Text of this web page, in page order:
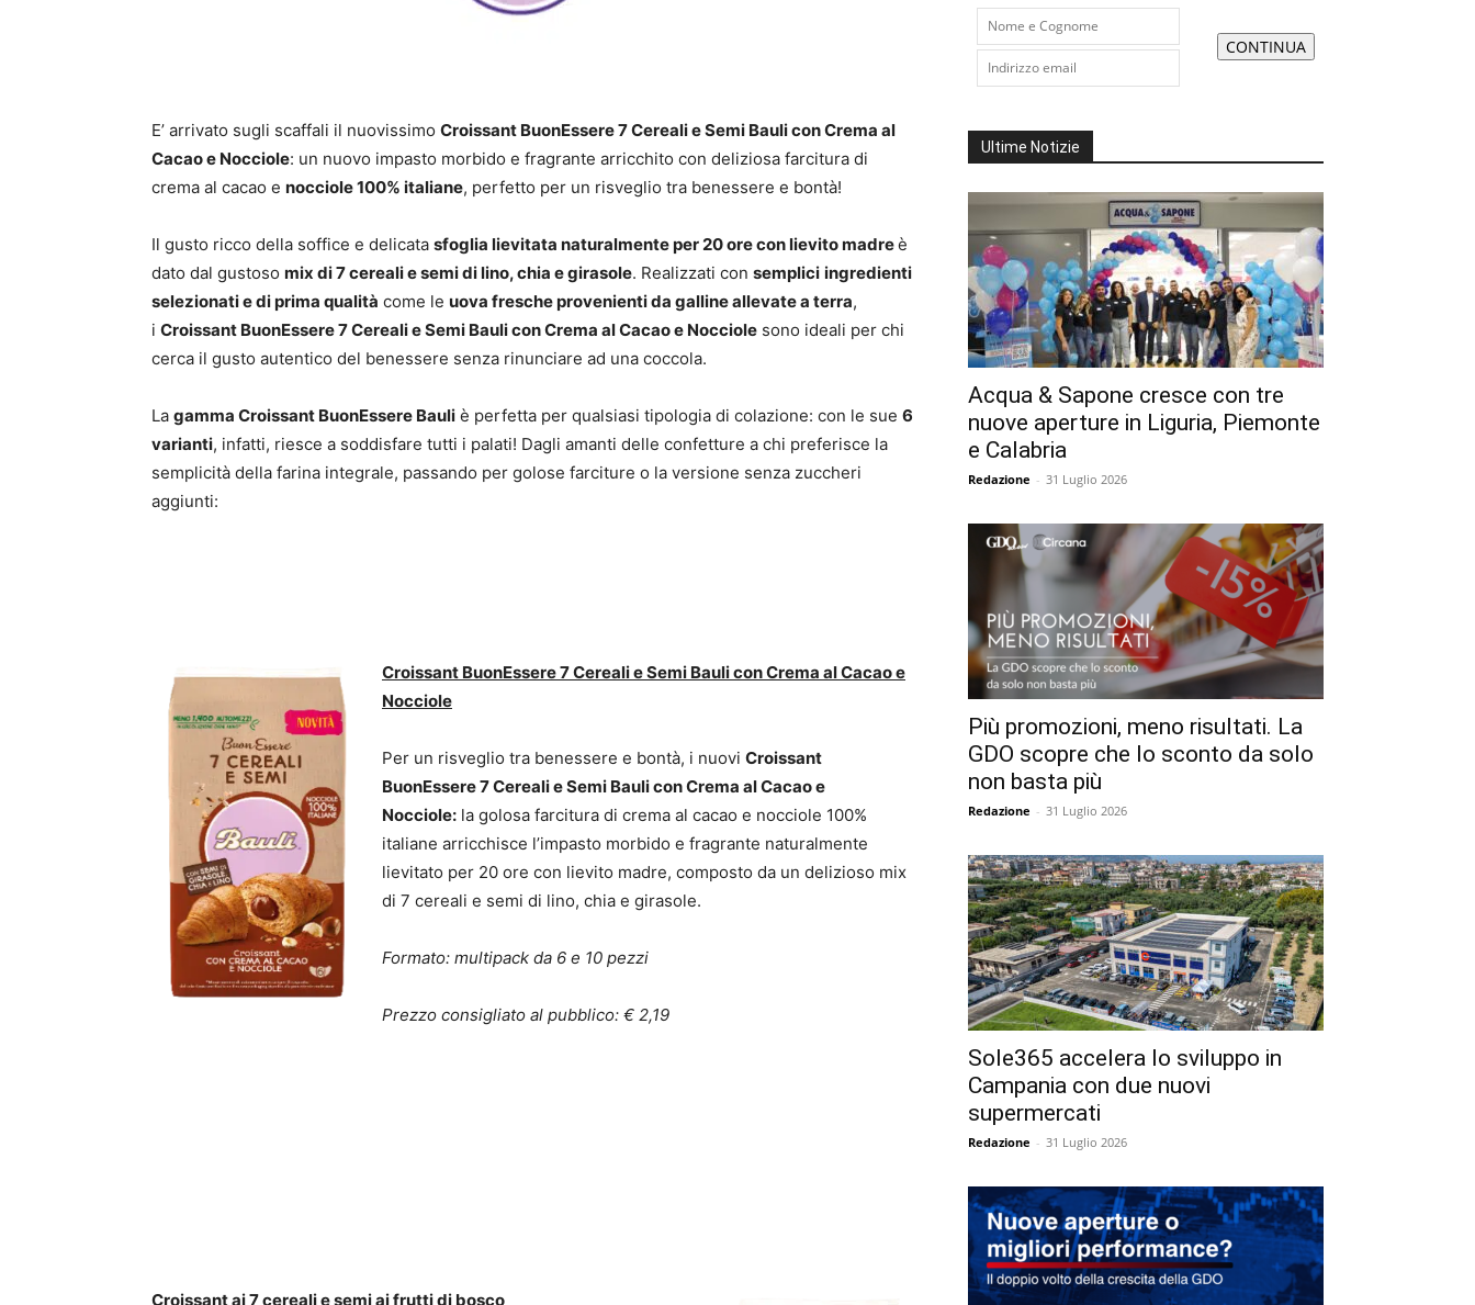
E’ arrivato sugli scaffali il nuovissimo Croissant BuonEssere 7 Cereali e Semi Bauli con Crema al
Cacao e Nocciole: un nuovo impasto morbido e fragrante arricchito con deliziosa farcitura di
crema al cacao e nocciole 100% italiane, perfetto per un risveglio tra benessere e bontà!
Il gusto ricco della soffice e delicata sfoglia lievitata naturalmente per 20 ore con lievito madreè
dato dal gustoso mix di 7 cereali e semi di lino, chia e girasole. Realizzati con semplici ingredienti
selezionati e di prima qualità come le uova fresche provenienti da galline allevate a terra,
i Croissant BuonEssere 7 Cereali e Semi Bauli con Crema al Cacao e Nocciole sono ideali per chi
cerca il gusto autentico del benessere senza rinunciare ad una coccola.
La gamma Croissant BuonEssere Bauli è perfetta per qualsiasi tipologia di colazione: con le sue 6
varianti, infatti, riesce a soddisfare tutti i palati! Dagli amanti delle confetture a chi preferisce la
semplicità della farina integrale, passando per golose farciture o la versione senza zuccheri
aggiunti:
Croissant BuonEssere 7 Cereali e Semi Bauli con Crema al Cacao e
Nocciole
Per un risveglio tra benessere e bontà, i nuovi Croissant
BuonEssere 7 Cereali e Semi Bauli con Crema al Cacao e
Nocciole: la golosa farcitura di crema al cacao e nocciole 100%
italiane arricchisce l’impasto morbido e fragrante naturalmente
lievitato per 20 ore con lievito madre, composto da un delizioso mix
di 7 cereali e semi di lino, chia e girasole.
Formato: multipack da 6 e 10 pezzi
Prezzo consigliato al pubblico: € 2,19
Croissant ai 7 cereali e semi ai frutti di bosco
Ultime Notizie
Acqua & Sapone cresce con tre
nuove aperture in Liguria, Piemonte
e Calabria
Redazione - 31 Luglio 2026
Più promozioni, meno risultati. La
GDO scopre che lo sconto da solo
non basta più
Redazione - 31 Luglio 2026
Sole365 accelera lo sviluppo in
Campania con due nuovi
supermercati
Redazione - 31 Luglio 2026